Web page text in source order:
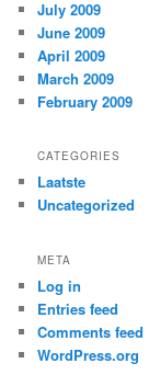
July 2009
June 2009
April 2009
March 2009
February 2009
CATEGORIES
Laatste
Uncategorized
META
Log in
Entries feed
Comments feed
WordPress.org